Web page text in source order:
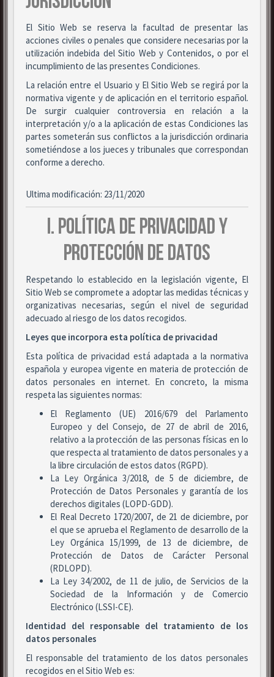
El Sitio Web se reserva la facultad de presentar las
acciones civiles o penales que considere necesarias por la
utilización indebida del Sitio Web y Contenidos, o por el
incumplimiento de las presentes Condiciones.
La relación entre el Usuario y El Sitio Web se regirá por la
normativa vigente y de aplicación en el territorio español.
De surgir cualquier controversia en relación a la
interpretación y/o a la aplicación de estas Condiciones las
partes someterán sus conflictos a la jurisdicción ordinaria
sometiéndose a los jueces y tribunales que correspondan
conforme a derecho.
Ultima modificación: 23/11/2020
I. POLÍTICA DE PRIVACIDAD Y
PROTECCIÓN DE DATOS
Respetando lo establecido en la legislación vigente, El
Sitio Web se compromete a adoptar las medidas técnicas y
organizativas necesarias, según el nivel de seguridad
adecuado al riesgo de los datos recogidos.
Leyes que incorpora esta política de privacidad
Esta política de privacidad está adaptada a la normativa
española y europea vigente en materia de protección de
datos personales en internet. En concreto, la misma
respeta las siguientes normas:
El Reglamento (UE) 2016/679 del Parlamento
Europeo y del Consejo, de 27 de abril de 2016,
relativo a la protección de las personas físicas en lo
que respecta al tratamiento de datos personales y a
la libre circulación de estos datos (RGPD).
La Ley Orgánica 3/2018, de 5 de diciembre, de
Protección de Datos Personales y garantía de los
derechos digitales (LOPD-GDD).
El Real Decreto 1720/2007, de 21 de diciembre, por
el que se aprueba el Reglamento de desarrollo de la
Ley Orgánica 15/1999, de 13 de diciembre, de
Protección de Datos de Carácter Personal
(RDLOPD).
La Ley 34/2002, de 11 de julio, de Servicios de la
Sociedad de la Información y de Comercio
Electrónico (LSSI-CE).
Identidad del responsable del tratamiento de los
datos personales
El responsable del tratamiento de los datos personales
recogidos en el Sitio Web es: